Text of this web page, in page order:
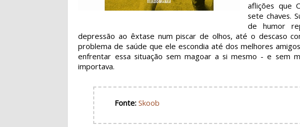
aflições que
sete chaves.
de humor
depressão ao êxtase num piscar de olhos, até o descaso
problema de saúde que ele escondia até dos melhores
enfrentar essa situação sem magoar a si mesmo - e sem
importava.
Fonte: Skoob